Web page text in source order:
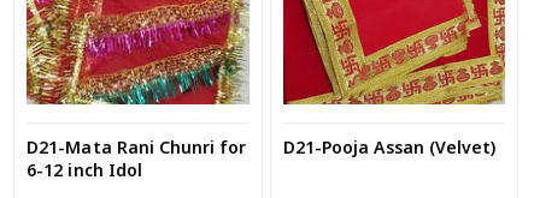
D21-Mata Rani Chunri for
6-12 inch Idol
D21-Pooja Assan (Velvet)